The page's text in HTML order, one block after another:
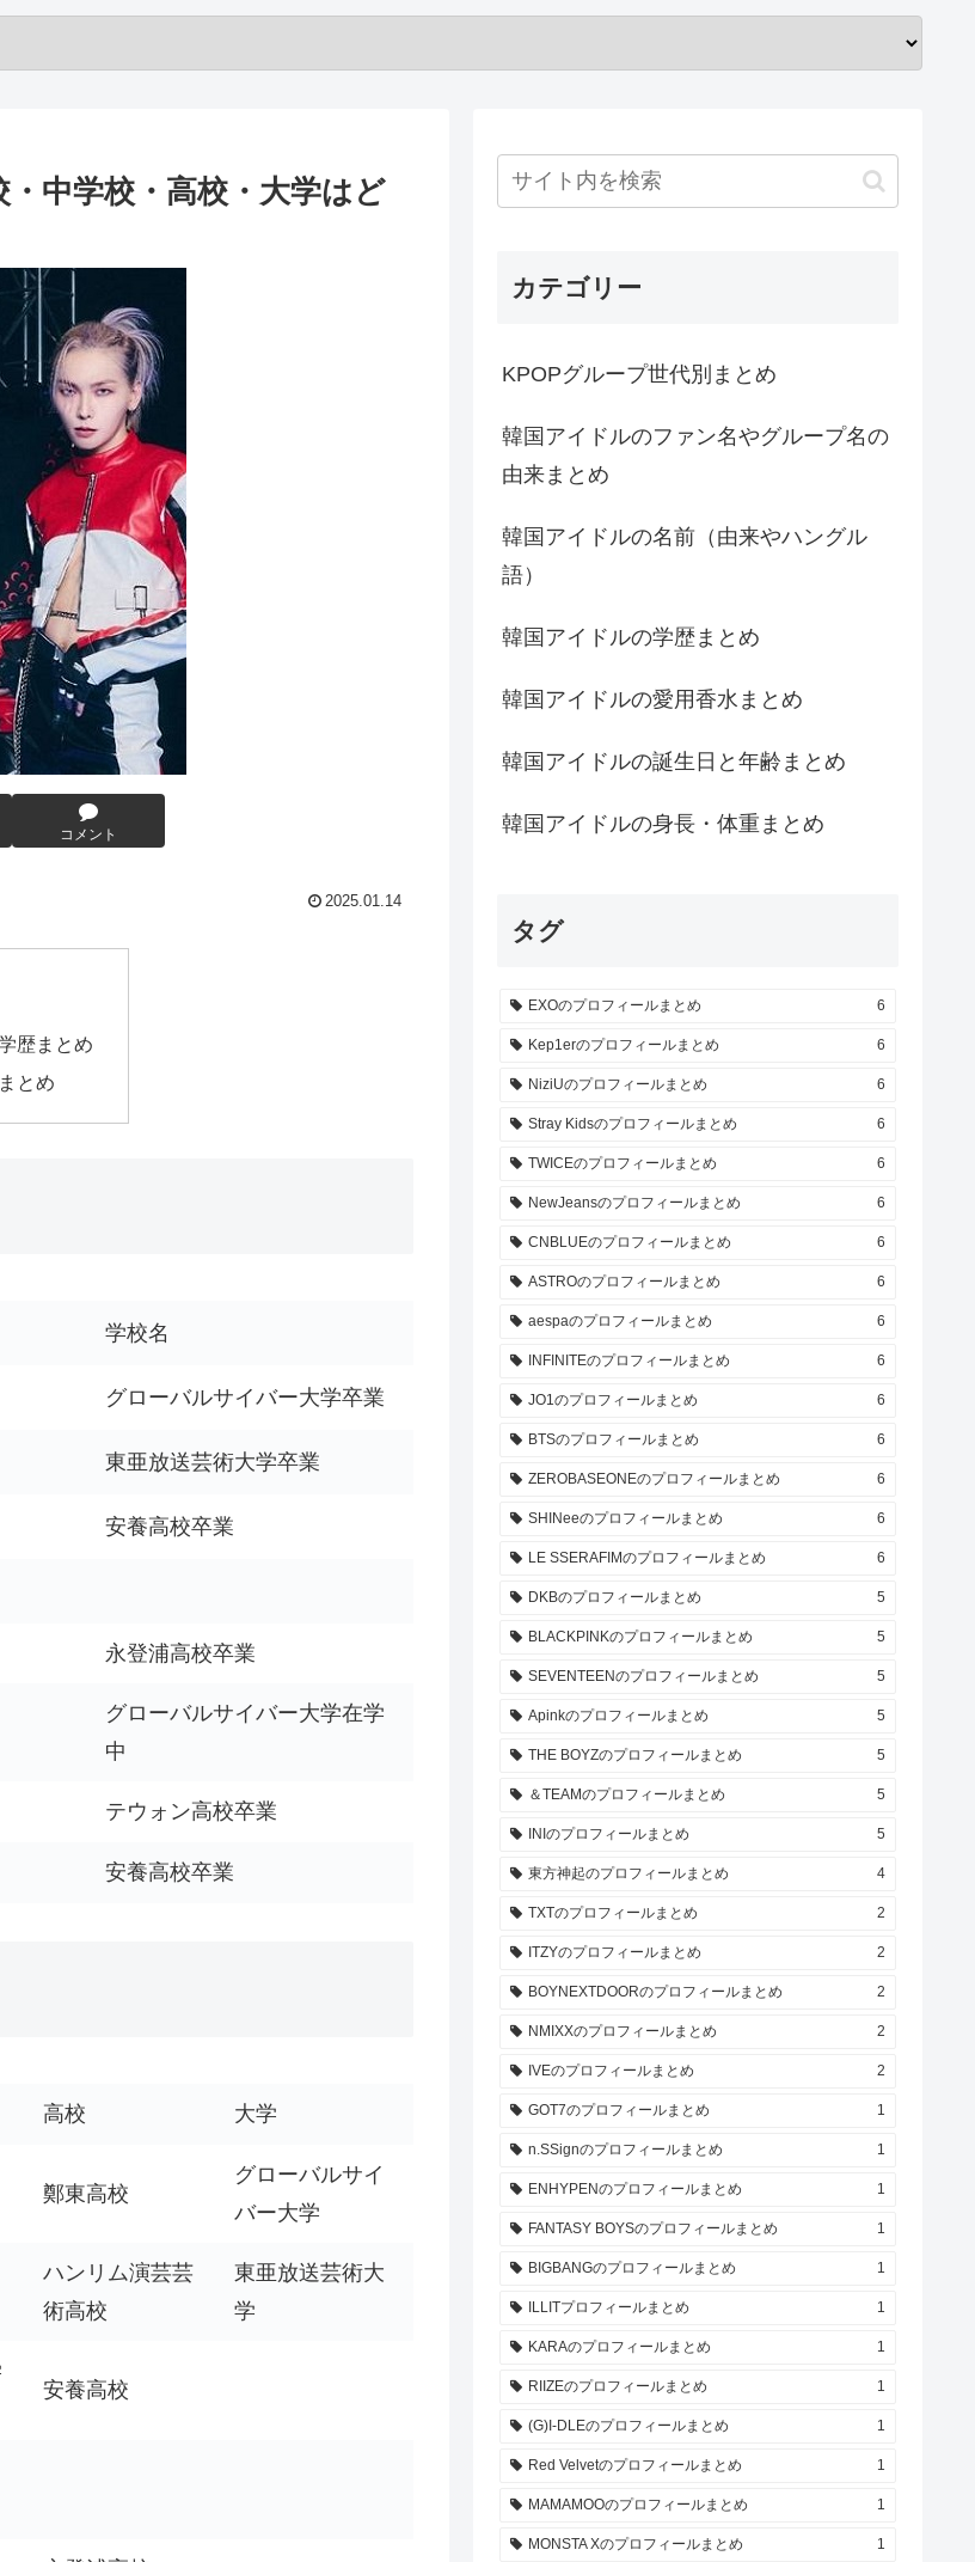
中学校・高校・大学はど
コメント
2025.01.14
歴まとめ
とめ
学校名
グローバルサイバー大学卒業
東亜放送芸術大学卒業
安養高校卒業
永登浦高校卒業
グローバルサイバー大学在学
中
テウォン高校卒業
安養高校卒業
高校 大学
鄭東高校
グローバルサイ
バー大学
ハンリム演芸芸
術高校
東亜放送芸術大
学
安養高校
カテゴリー
KPOPグループ世代別まとめ
韓国アイドルのファン名やグループ名の
由来まとめ
韓国アイドルの名前（由来やハングル
語）
韓国アイドルの学歴まとめ
韓国アイドルの愛用香水まとめ
韓国アイドルの誕生日と年齢まとめ
韓国アイドルの身長・体重まとめ
タグ
EXOのプロフィールまとめ 6
Kep1erのプロフィールまとめ 6
NiziUのプロフィールまとめ 6
Stray Kidsのプロフィールまとめ 6
TWICEのプロフィールまとめ 6
NewJeansのプロフィールまとめ 6
CNBLUEのプロフィールまとめ 6
ASTROのプロフィールまとめ 6
aespaのプロフィールまとめ 6
INFINITEのプロフィールまとめ 6
JO1のプロフィールまとめ 6
BTSのプロフィールまとめ 6
ZEROBASEONEのプロフィールまとめ 6
SHINeeのプロフィールまとめ 6
LE SSERAFIMのプロフィールまとめ 6
DKBのプロフィールまとめ 5
BLACKPINKのプロフィールまとめ 5
SEVENTEENのプロフィールまとめ 5
Apinkのプロフィールまとめ 5
THE BOYZのプロフィールまとめ 5
＆TEAMのプロフィールまとめ 5
INIのプロフィールまとめ 5
東方神起のプロフィールまとめ 4
TXTのプロフィールまとめ 2
ITZYのプロフィールまとめ 2
BOYNEXTDOORのプロフィールまとめ 2
NMIXXのプロフィールまとめ 2
IVEのプロフィールまとめ 2
GOT7のプロフィールまとめ 1
n.SSignのプロフィールまとめ 1
ENHYPENのプロフィールまとめ 1
FANTASY BOYSのプロフィールまとめ 1
BIGBANGのプロフィールまとめ 1
ILLITプロフィールまとめ 1
KARAのプロフィールまとめ 1
RIIZEのプロフィールまとめ 1
(G)I-DLEのプロフィールまとめ 1
Red Velvetのプロフィールまとめ 1
MAMAMOOのプロフィールまとめ 1
MONSTA Xのプロフィールまとめ 1